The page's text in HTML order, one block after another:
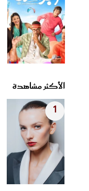
الأكثر مشاهدة
1